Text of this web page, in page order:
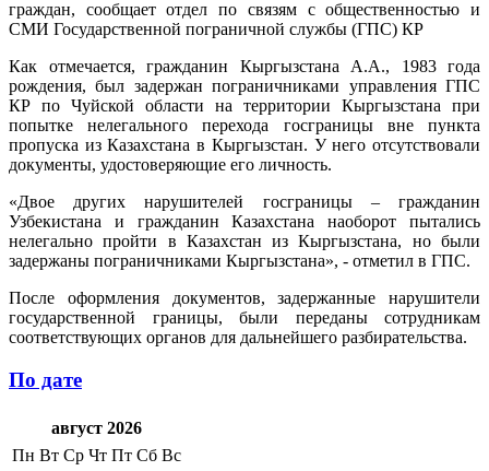
граждан, сообщает отдел по связям с общественностью и
СМИ Государственной пограничной службы (ГПС) КР
Как отмечается, гражданин Кыргызстана А.А., 1983 года
рождения, был задержан пограничниками управления ГПС
КР по Чуйской области на территории Кыргызстана при
попытке нелегального перехода госграницы вне пункта
пропуска из Казахстана в Кыргызстан. У него отсутствовали
документы, удостоверяющие его личность.
«Двое других нарушителей госграницы – гражданин
Узбекистана и гражданин Казахстана наоборот пытались
нелегально пройти в Казахстан из Кыргызстана, но были
задержаны пограничниками Кыргызстана», - отметил в ГПС.
После оформления документов, задержанные нарушители
государственной границы, были переданы сотрудникам
соответствующих органов для дальнейшего разбирательства.
По дате
август 2026
Пн Вт Ср Чт Пт Сб Вс